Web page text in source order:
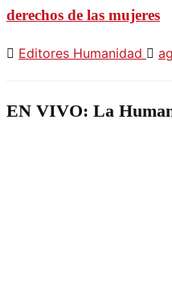
derechos de las mujeres
Editores Humanidad
EN VIVO: La